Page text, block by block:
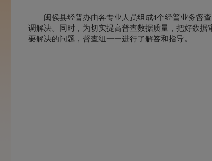
闽侯县经普办由各专业人员组成4个经普业务督查
调解决。同时，为切实提高普查数据质量，把好数
要解决的问题，督查组一一进行了解答和指导。